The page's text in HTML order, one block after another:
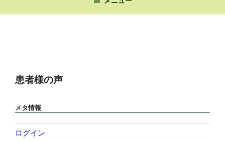
患者様の声
メタ情報
ログイン